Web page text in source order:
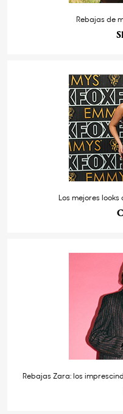
Rebajas de
Los mejores looks
Rebajas Zara: los